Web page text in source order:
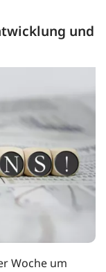
und
Woche um